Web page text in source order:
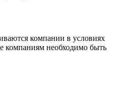
компании в условиях
компаниям необходимо быть